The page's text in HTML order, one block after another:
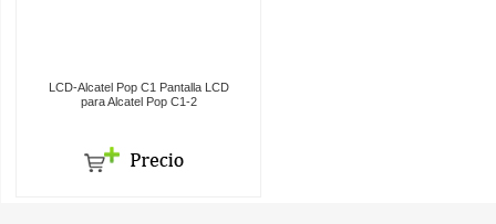
LCD-Alcatel Pop C1 Pantalla LCD
para Alcatel Pop C1-2